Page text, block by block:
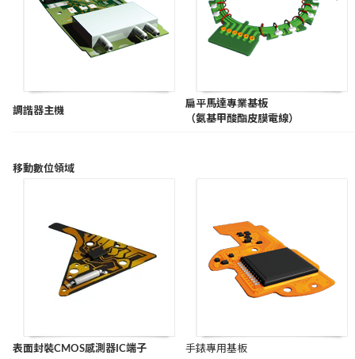
調諧器主機
扁平馬達專業基板
（氨基甲酸酯皮膜電線）
移動數位領域
表面封裝CMOS感測器IC端子 手錶專用基板